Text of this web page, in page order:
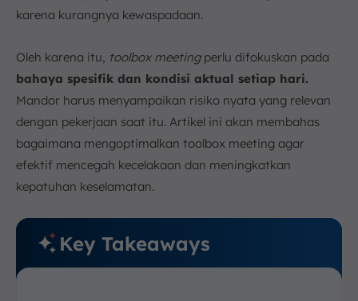
a. Dokumentasi Absensi dan Foto Kegiatan
b. Integrasi Data TBM ke Sistem Manajemen
7. Kesimpulan
FAQ:
karena kurangnya kewaspadaan.
Oleh karena itu, toolbox meetingperlu difokuskan pada
bahaya spesifik dan kondisi aktual setiap hari.
Mandor harus menyampaikan risiko nyata yang relevan
dengan pekerjaan saat itu. Artikel ini akan membahas
bagaimana mengoptimalkan toolbox meeting agar
efektif mencegah kecelakaan dan meningkatkan
kepatuhan keselamatan.
Key Takeaways